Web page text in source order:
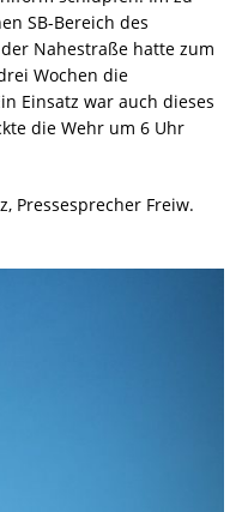
SB-Bereich des
Nahestraße hatte zum
Wochen die
Einsatz war auch dieses
die Wehr um 6 Uhr
Pressesprecher Freiw.